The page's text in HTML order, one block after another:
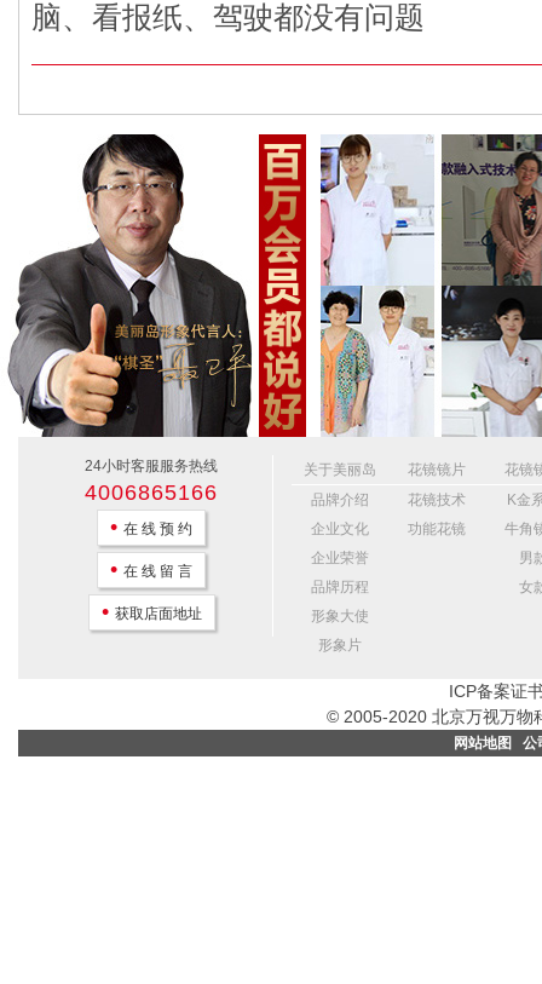
脑、看报纸、驾驶都没有问题
24小时客服服务热线
4006865166
• 在 线 预 约
• 在 线 留 言
• 获取店面地址
关于美丽岛
品牌介绍
企业文化
企业荣誉
品牌历程
形象大使
形象片
花镜镜片
花镜技术
功能花镜
花镜
K金
牛角
男
女
ICP备案证
© 2005-2020 北京万视万物
网站地图 公